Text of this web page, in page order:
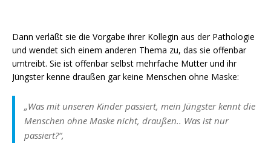
Dann verläßt sie die Vorgabe ihrer Kollegin aus der Pathologie
und wendet sich einem anderen Thema zu, das sie offenbar
umtreibt. Sie ist offenbar selbst mehrfache Mutter und ihr
Jüngster kenne draußen gar keine Menschen ohne Maske:
„Was mit unseren Kinder passiert, mein Jüngster kennt die
Menschen ohne Maske nicht, draußen.. Was ist nur
passiert?“,